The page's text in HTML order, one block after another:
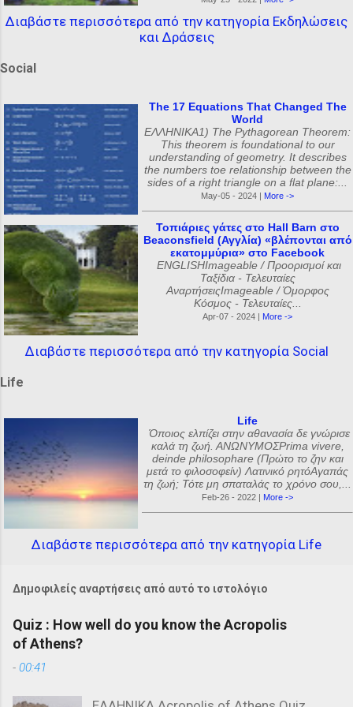
Διαβάστε περισσότερα από την κατηγορία Εκδηλώσεις
και Δράσεις
Social
The 17 Equations That Changed The
World
ΕΛΛΗΝΙΚΑ1) The Pythagorean Theorem:
This theorem is foundational to our
understanding of geometry. It describes
the numbers toe relationship between the
sides of a right triangle on a flat plane:...
May-05 - 2024 | More ->
Τοπιάριες γάτες στο Hall Barn στο
Beaconsfield (Αγγλία) «βλέπονται από
εκατομμύρια» στο Facebook
ENGLISHImageable / Προορισμοί και
Ταξίδια - Τελευταίες
ΑναρτήσειςImageable / Όμορφος
Κόσμος - Τελευταίες...
Apr-07 - 2024 | More ->
Διαβάστε περισσότερα από την κατηγορία Social
Life
Life
Όποιος ελπίζει στην αθανασία δε γνώρισε
καλά τη ζωή. ΑΝΩΝΥΜΟΣPrima vivere,
deinde philosophare (Πρώτο το ζην και
μετά το φιλοσοφείν) Λατινικό ρητόΑγαπάς
τη ζωή; Τότε μη σπαταλάς το χρόνο σου,...
Feb-26 - 2022 | More ->
Διαβάστε περισσότερα από την κατηγορία Life
Δημοφιλείς αναρτήσεις από αυτό το ιστολόγιο
Quiz : How well do you know the Acropolis
of Athens?
- 00:41